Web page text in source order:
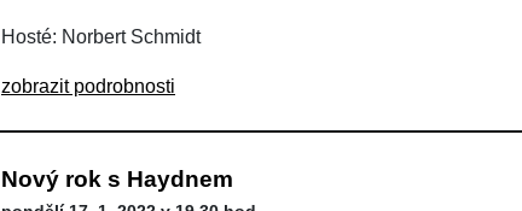
Hosté: Norbert Schmidt
zobrazit podrobnosti
Nový rok s Haydnem